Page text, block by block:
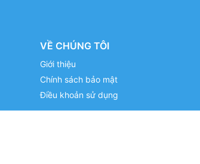
VỀ CHÚNG TÔI
Giới thiệu
Chính sách bảo mật
Điều khoản sử dụng